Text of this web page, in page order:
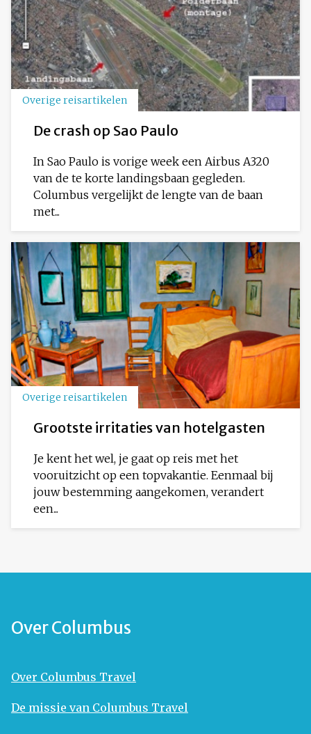
Overige reisartikelen
De crash op Sao Paulo
In Sao Paulo is vorige week een Airbus A320
van de te korte landingsbaan gegleden.
Columbus vergelijkt de lengte van de baan
met...
Overige reisartikelen
Grootste irritaties van hotelgasten
Je kent het wel, je gaat op reis met het
vooruitzicht op een topvakantie. Eenmaal bij
jouw bestemming aangekomen, verandert
een...
Over Columbus
Over Columbus Travel
De missie van Columbus Travel